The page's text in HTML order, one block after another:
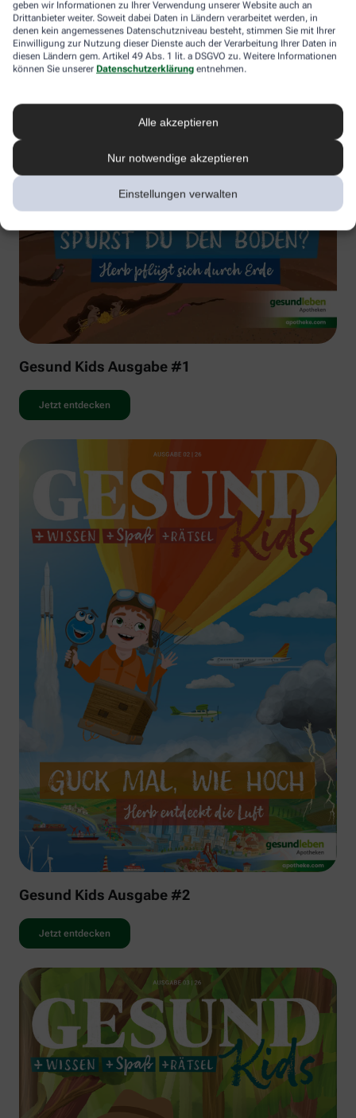
geben wir Informationen zu Ihrer Verwendung unserer Website auch an
Drittanbieter weiter. Soweit dabei Daten in Ländern verarbeitet werden, in
denen kein angemessenes Datenschutzniveau besteht, stimmen Sie mit Ihrer
Einwilligung zur Nutzung dieser Dienste auch der Verarbeitung Ihrer Daten in
diesen Ländern gem. Artikel 49 Abs. 1 lit. a DSGVO zu. Weitere Informationen
können Sie unserer Datenschutzerklärung entnehmen.
Alle akzeptieren
Nur notwendige akzeptieren
Einstellungen verwalten
Gesund Kids Ausgabe #1
Jetzt entdecken
Gesund Kids Ausgabe #2
Jetzt entdecken